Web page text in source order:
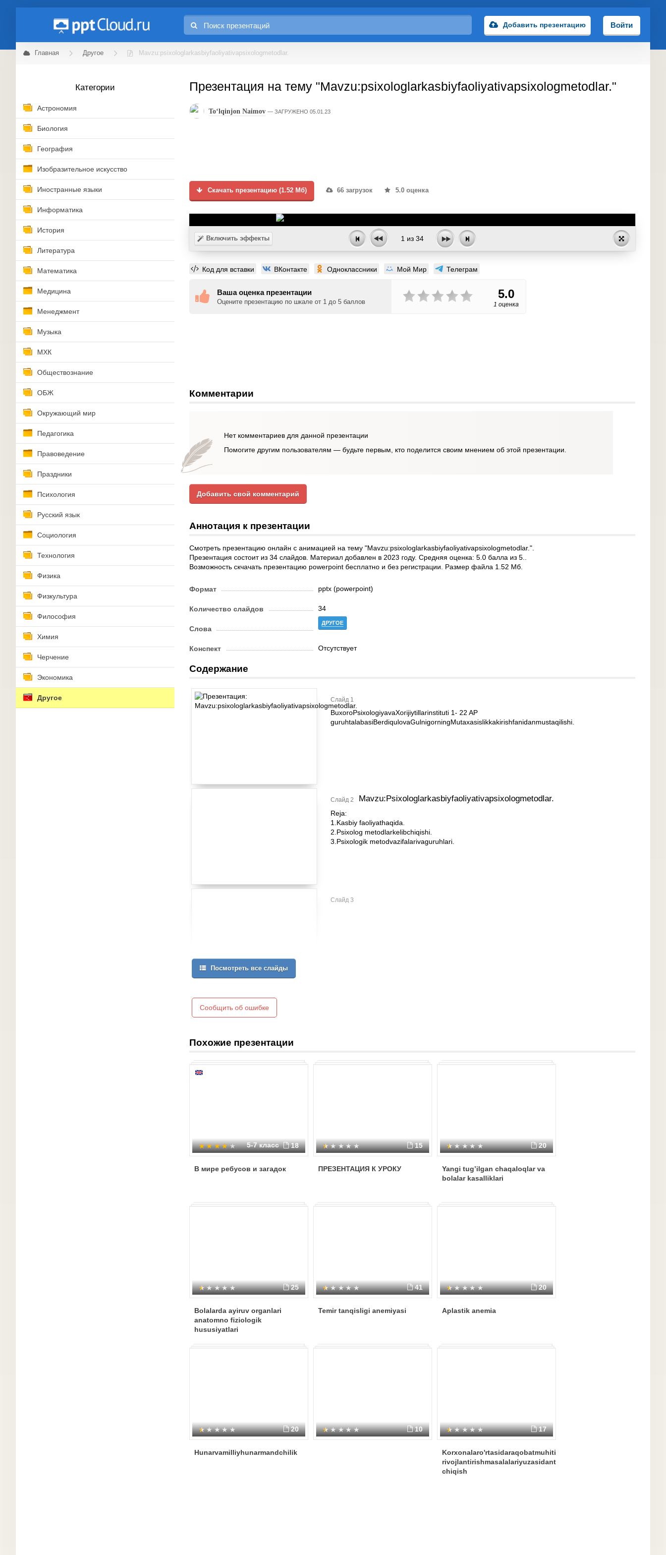
Добавить презентацию Войти
Главная Другое Mavzu:psixologlarkasbiyfaoliyativapsixologmetodlar.
Категории
Астрономия
Биология
География
Изобразительное искусство
Иностранные языки
Информатика
История
Литература
Математика
Медицина
Менеджмент
Музыка
МХК
Обществознание
ОБЖ
Окружающий мир
Педагогика
Правоведение
Праздники
Психология
Русский язык
Социология
Технология
Физика
Физкультура
Философия
Химия
Черчение
Экономика
Другое
Презентация на тему "Mavzu:psixologlarkasbiyfaoliyativapsixologmetodlar."
To‘lqinjon Naimov ЗАГРУЖЕНО 05.01.23
Скачать презентацию (1.52 Мб) 66 загрузок 5.0 оценка
Включить эффекты 1 из 34
Код для вставки ВКонтакте Одноклассники Мой Мир Телеграм
Ваша оценка презентации
Оцените презентацию по шкале от 1 до 5 баллов
5.0
1 оценка
Комментарии
Нет комментариев для данной презентации
Помогите другим пользователям — будьте первым, кто поделится своим мнением об этой презентации.
Добавить свой комментарий
Аннотация к презентации
Смотреть презентацию онлайн с анимацией на тему "Mavzu:psixologlarkasbiyfaoliyativapsixologmetodlar.".
Презентация состоит из 34 слайдов. Материал добавлен в 2023 году. Средняя оценка: 5.0 балла из 5..
Возможность скчачать презентацию powerpoint бесплатно и без регистрации. Размер файла 1.52 Мб.
Формат pptx (powerpoint)
Количество слайдов 34
Слова
ДРУГОЕ
Конспект Отсутствует
Содержание
Слайд 1
BuxoroPsixologiyavaXorijiytillarinstituti 1- 22 AP
guruhtalabasiBerdiqulovaGulnigorningMutaxasislikkakirishfanidanmustaqilishi.
Слайд 2 Mavzu:Psixologlarkasbiyfaoliyativapsixologmetodlar.
Reja:
1.Kasbiy faoliyathaqida.
2.Psixolog metodlarkelibchiqishi.
3.Psixologik metodvazifalarivaguruhlari.
Слайд 3
Посмотреть все слайды
Сообщить об ошибке
Похожие презентации
5-7 класс 18
В мире ребусов и загадок
15
ПРЕЗЕНТАЦИЯ К УРОКУ
20
Yangi tug’ilgan chaqaloqlar va
bolalar kasalliklari
25
Bolalarda ayiruv organlari
anatomno fiziologik
hususiyatlari
41
Temir tanqisligi anemiyasi
20
Aplastik anemia
20
Hunarvamilliyhunarmandchilik
10 17
Korxonalaro'rtasidaraqobatmuhitiniyanada
rivojlantirishmasalalariyuzasidantakliflarishlab
chiqish